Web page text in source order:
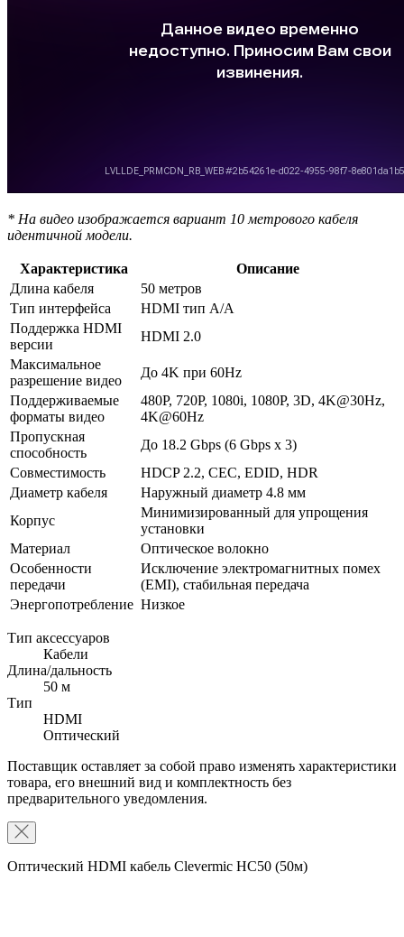
* На видео изображается вариант 10 метрового кабеля
идентичной модели.
Характеристика
Описание
Длина кабеля
50 метров
Тип интерфейса
HDMI тип A/A
Поддержка HDMI
версии
HDMI 2.0
Максимальное
разрешение видео
До 4K при 60Hz
Поддерживаемые
форматы видео
480P, 720P, 1080i, 1080P, 3D, 4K@30Hz,
4K@60Hz
Пропускная
способность
До 18.2 Gbps (6 Gbps x 3)
Совместимость
HDCP 2.2, CEC, EDID, HDR
Диаметр кабеля
Наружный диаметр 4.8 мм
Корпус
Минимизированный для упрощения
установки
Материал
Оптическое волокно
Особенности
передачи
Исключение электромагнитных помех
(EMI), стабильная передача
Энергопотребление Низкое
Тип аксессуаров
Кабели
Длина/дальность
50 м
Тип
HDMI
Оптический
Поставщик оставляет за собой право изменять характеристики
товара, его внешний вид и комплектность без
предварительного уведомления.
Оптический HDMI кабель Clevermic HC50 (50м)